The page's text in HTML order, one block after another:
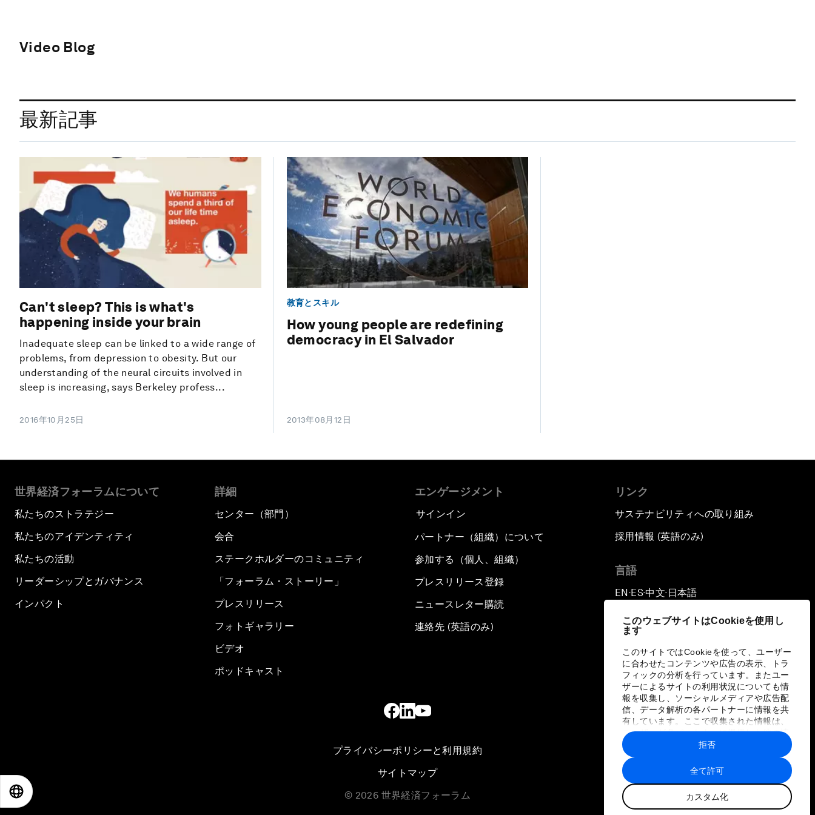
このウェブサイトはCookieを使用し
ます
このサイトではCookieを使って、ユーザー
に合わせたコンテンツや広告の表示、トラ
フィックの分析を行っています。またユー
ザーによるサイトの利用状況についても情
報を収集し、ソーシャルメディアや広告配
信、データ解析の各パートナーに情報を共
有しています。ここで収集された情報は、
ユーザーが各パートナーに提供した他の情
報や各パートナーのサービスを使用した際
に収集された情報と組み合わされ、各パー
トナーによって使用されることがありま
す。
全て許可
カスタム化
拒否
Video Blog
最新記事
Can't sleep? This is what's
happening inside your brain
Inadequate sleep can be linked to a wide range of
problems, from depression to obesity. But our
understanding of the neural circuits involved in
sleep is increasing, says Berkeley profess...
2016年10月25日
教育とスキル
How young people are redefining
democracy in El Salvador
2013年08月12日
世界経済フォーラムについて
私たちのストラテジー
私たちのアイデンティティ
私たちの活動
リーダーシップとガバナンス
インパクト
詳細
センター（部門）
会合
ステークホルダーのコミュニティ
「フォーラム・ストーリー」
プレスリリース
フォトギャラリー
ビデオ
ポッドキャスト
エンゲージメント
サインイン
パートナー（組織）について
参加する（個人、組織）
プレスリリース登録
ニュースレター購読
連絡先 (英語のみ)
リンク
サステナビリティへの取り組み
採用情報 (英語のみ)
言語
EN ▪ES▪中文▪ 日本語
プライバシーポリシーと利用規約
サイトマップ
© 2026 世界経済フォーラム